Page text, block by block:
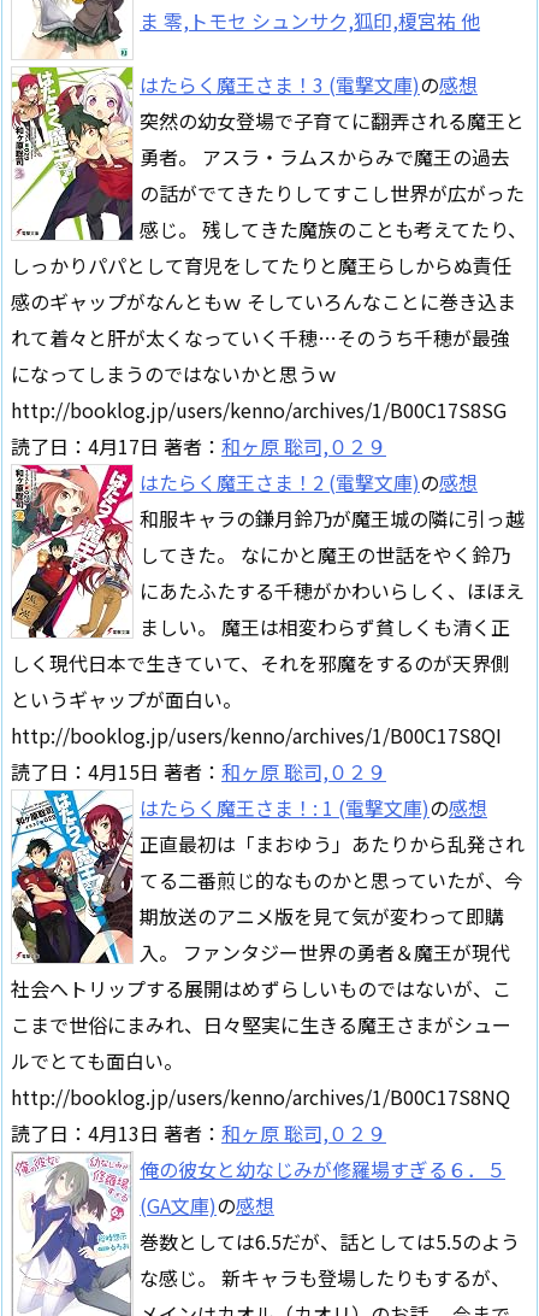
ま 零,トモセ シュンサク,狐印,榎宮祐 他
はたらく魔王さま！3 (電撃文庫)の感想
突然の幼女登場で子育てに翻弄される魔王と
勇者。 アスラ・ラムスからみで魔王の過去
の話がでてきたりしてすこし世界が広がった
感じ。 残してきた魔族のことも考えてたり、
しっかりパパとして育児をしてたりと魔王らしからぬ責任
感のギャップがなんともｗ そしていろんなことに巻き込ま
れて着々と肝が太くなっていく千穂…そのうち千穂が最強
になってしまうのではないかと思うｗ
http://booklog.jp/users/kenno/archives/1/B00C17S8SG
読了日：4月17日 著者： 和ヶ原 聡司,０２９
はたらく魔王さま！2 (電撃文庫)の感想
和服キャラの鎌月鈴乃が魔王城の隣に引っ越
してきた。 なにかと魔王の世話をやく鈴乃
にあたふたする千穂がかわいらしく、ほほえ
ましい。 魔王は相変わらず貧しくも清く正
しく現代日本で生きていて、それを邪魔をするのが天界側
というギャップが面白い。
http://booklog.jp/users/kenno/archives/1/B00C17S8QI
読了日：4月15日 著者： 和ヶ原 聡司,０２９
はたらく魔王さま！: 1 (電撃文庫)の感想
正直最初は「まおゆう」あたりから乱発され
てる二番煎じ的なものかと思っていたが、今
期放送のアニメ版を見て気が変わって即購
入。 ファンタジー世界の勇者＆魔王が現代
社会へトリップする展開はめずらしいものではないが、こ
こまで世俗にまみれ、日々堅実に生きる魔王さまがシュー
ルでとても面白い。
http://booklog.jp/users/kenno/archives/1/B00C17S8NQ
読了日：4月13日 著者： 和ヶ原 聡司,０２９
俺の彼女と幼なじみが修羅場すぎる６．５
(GA文庫)の感想
巻数としては6.5だが、話としては5.5のよう
な感じ。 新キャラも登場したりもするが、